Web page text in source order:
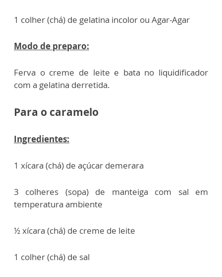
1 colher (chá) de gelatina incolor ou Agar-Agar
Modo de preparo:
Ferva o creme de leite e bata no liquidificador
com a gelatina derretida.
Para o caramelo
Ingredientes:
1 xícara (chá) de açúcar demerara
3 colheres (sopa) de manteiga com sal em
temperatura ambiente
½ xícara (chá) de creme de leite
1 colher (chá) de sal